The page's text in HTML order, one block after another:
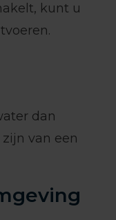
kunt u
dan
van een